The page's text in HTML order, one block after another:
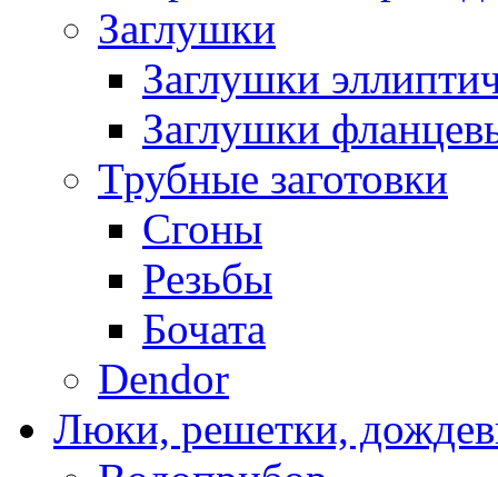
Заглушки
Заглушки
Заглушки
Трубные заготовки
Cгоны
Резьбы
Бочата
Dendor
Люки, решетки,